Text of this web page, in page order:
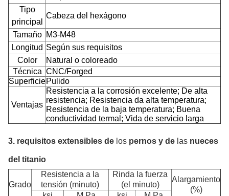
Tipo
principal
Cabeza del hexágono
Tamaño
M3-M48
Longitud Según sus requisitos
Color
Natural o coloreado
Técnica CNC/Forged
SuperficiePulido
Ventajas
Resistencia a la corrosión excelente; De alta
resistencia; Resistencia da alta temperatura;
Resistencia de la baja temperatura; Buena
conductividad termal; Vida de servicio larga
3. requisitos extensibles de los pernos y de las nueces
del titanio
Grado
Resistencia a la
tensión (minuto)
Rinda la fuerza
(el minuto)
Alargamiento
(%)